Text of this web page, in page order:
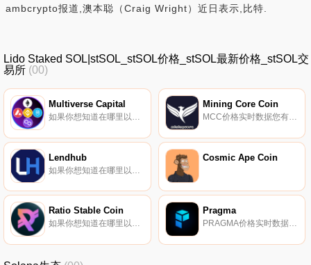
ambcrypto报道,澳本聪（Craig Wright）近日表示,比特.
Lido Staked SOL|stSOL_stSOL价格_stSOL最新价格_stSOL交
易所 (00)
Multiverse Capital
如果你想知道在哪里以当前价格购买Multiverse Capital,目前交易{Multiverse Capital]股票的顶级加密货币交易所是LATOKEN和PancakeSwap（V2）。您可以在我们的加密货币交易所页面上找到其他列表.
Mining Core Coin
MCC价格实时数据您有机会通过区块链技术拥有专业管理的比特币（BTC）采矿和房地产资产组合。
Lendhub Cosmic Ape Coin
Ratio Stable Coin
如果你想知道在哪里以当前价格购买Ratio Stable Coin,目前交易{Ratio Stable Coin]股票的顶级加密货币交易所是Orca和Serum DEX。您可以在我们的加密货币交易所页面上找到其他列表。美元兑美元是第一个由比率金融支持的动态风险调整和过度抵押债务头寸.
Pragma
PRAGMA价格实时数据Pragma是一种FTM Native数学增强的rebase代币,在FTM上提供最高的固定APY,也是行业中支付速度最快的代币之一。该代币提供了一个自动下注协议,使PRAGMA代币能够以固定的速率具有自动下注和复合功能.